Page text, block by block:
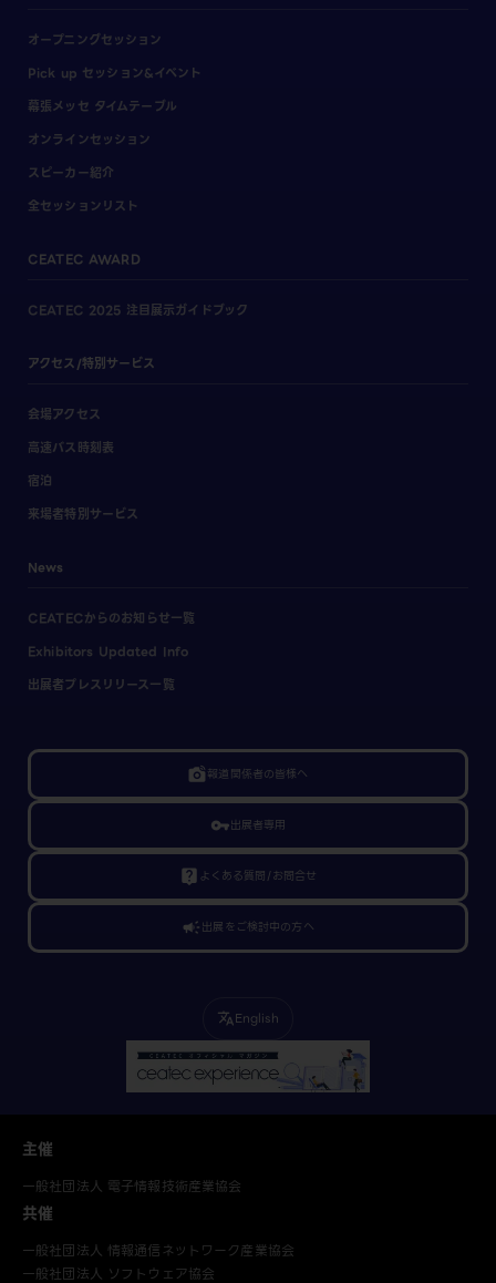
オープニングセッション
Pick up セッション&イベント
幕張メッセ タイムテーブル
オンラインセッション
スピーカー紹介
全セッションリスト
CEATEC AWARD
CEATEC 2025 注目展示ガイドブック
アクセス/特別サービス
会場アクセス
高速バス時刻表
宿泊
来場者特別サービス
News
CEATECからのお知らせ一覧
Exhibitors Updated Info
出展者プレスリリース一覧
linked_camera報道関係者の皆様へ
vpn_key出展者専用
live_help よくある質問/お問合せ
campaign出展をご検討中の方へ
translateEnglish
主催
一般社団法人 電子情報技術産業協会
共催
一般社団法人 情報通信ネットワーク産業協会
一般社団法人 ソフトウェア協会